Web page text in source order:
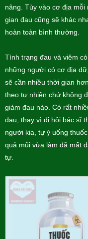
nâng. Tùy vào cơ địa
gian đau cũng sẽ khác
hoàn toàn bình thường.
Tình trạng đau và viêm
những người có cơ địa
sẽ cần nhiều thời gian
theo tự nhiên chứ không
giảm đau nào. Có rất
đau, thay vì đi hỏi bác sĩ
người kia, tự ý uống
quả mũi vừa làm đã mất
tự.